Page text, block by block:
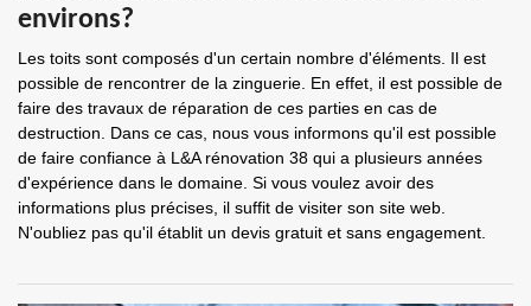
environs?
Les toits sont composés d'un certain nombre d'éléments. Il est
possible de rencontrer de la zinguerie. En effet, il est possible de
faire des travaux de réparation de ces parties en cas de
destruction. Dans ce cas, nous vous informons qu'il est possible
de faire confiance à L&A rénovation 38 qui a plusieurs années
d'expérience dans le domaine. Si vous voulez avoir des
informations plus précises, il suffit de visiter son site web.
N'oubliez pas qu'il établit un devis gratuit et sans engagement.